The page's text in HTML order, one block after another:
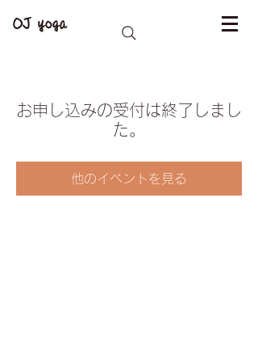
OJ yoga
お申し込みの受付は終了しまし
た。
他のイベントを見る